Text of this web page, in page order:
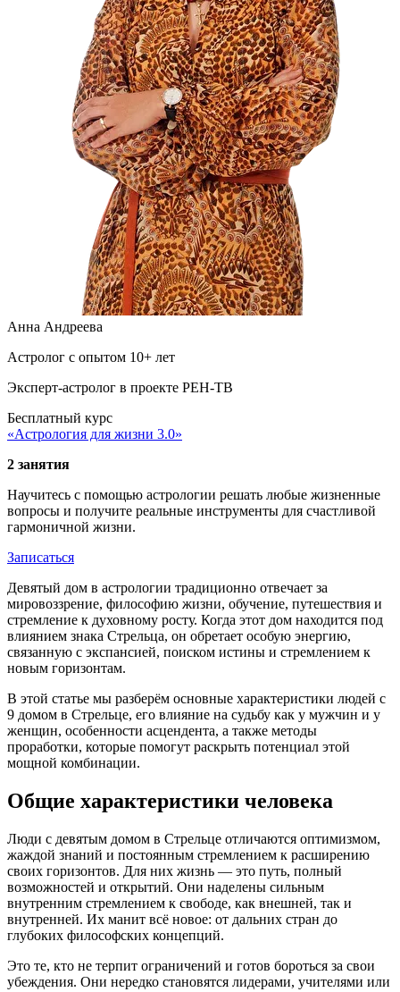
Анна Андреева
Астролог с опытом 10+ лет
Эксперт-астролог в проекте РЕН-ТВ
Бесплатный курс
«Астрология для жизни 3.0»
2 занятия
Научитесь с помощью астрологии решать любые жизненные
вопросы и получите реальные инструменты для счастливой
гармоничной жизни.
Записаться
Девятый дом в астрологии традиционно отвечает за
мировоззрение, философию жизни, обучение, путешествия и
стремление к духовному росту. Когда этот дом находится под
влиянием знака Стрельца, он обретает особую энергию,
связанную с экспансией, поиском истины и стремлением к
новым горизонтам.
В этой статье мы разберём основные характеристики людей с
9 домом в Стрельце, его влияние на судьбу как у мужчин и у
женщин, особенности асцендента, а также методы
проработки, которые помогут раскрыть потенциал этой
мощной комбинации.
Общие характеристики человека
Люди с девятым домом в Стрельце отличаются оптимизмом,
жаждой знаний и постоянным стремлением к расширению
своих горизонтов. Для них жизнь — это путь, полный
возможностей и открытий. Они наделены сильным
внутренним стремлением к свободе, как внешней, так и
внутренней. Их манит всё новое: от дальних стран до
глубоких философских концепций.
Это те, кто не терпит ограничений и готов бороться за свои
убеждения. Они нередко становятся лидерами, учителями или